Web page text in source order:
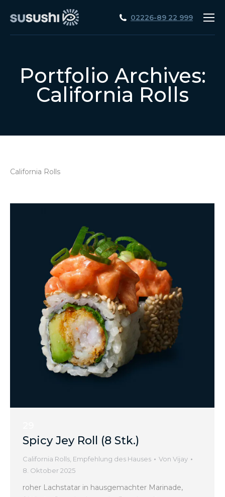
02226-89 22 999
Portfolio Archives:
California Rolls
California Rolls
Spicy Jey Roll (8 Stk.)
California Rolls Empfehlung des Hauses Von Vijay
8. Oktober 2025
roher Lachstatar in hausgemachter Marinade,